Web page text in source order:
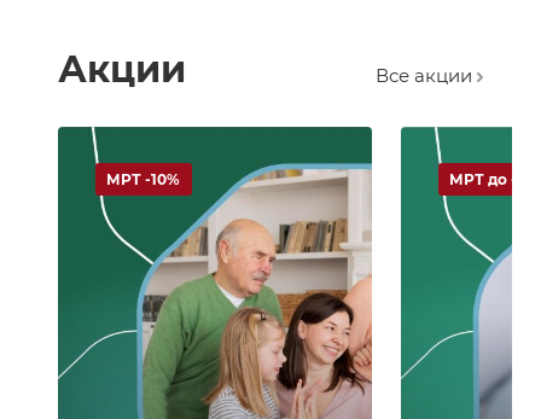
Акции Все акции
МРТ -10% МРТ до -50